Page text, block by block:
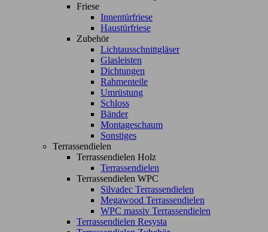
Friese
Innentürfriese
Haustürfriese
Zubehör
Lichtausschnittgläser
Glasleisten
Dichtungen
Rahmenteile
Umrüstung
Schloss
Bänder
Montageschaum
Sonstiges
Terrassendielen
Terrassendielen Holz
Terrassendielen
Terrassendielen WPC
Silvadec Terrassendielen
Megawood Terrassendielen
WPC massiv Terrassendielen
Terrassendielen Resysta